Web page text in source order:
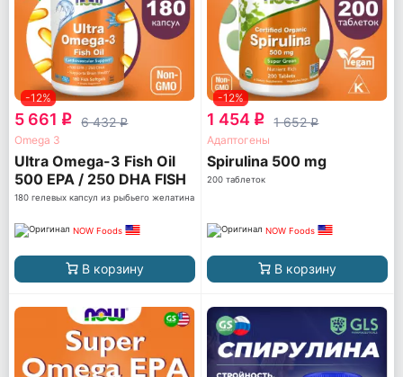
-12%
5 661 q 6 432q
Omega 3
Ultra Omega-3 Fish Oil
500 EPA / 250 DHA FISH
GELATIN
180 гелевых капсул из рыбьего желатина
NOW Foods
В корзину
-12%
1 454 q 1 652q
Адаптогены
Spirulina 500 mg
200 таблеток
NOW Foods
В корзину